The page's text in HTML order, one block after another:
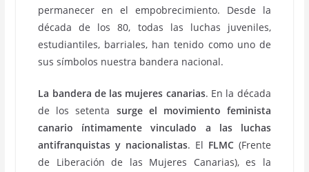
permanecer en el empobrecimiento. Desde la
década de los 80, todas las luchas juveniles,
estudiantiles, barriales, han tenido como uno de
sus símbolos nuestra bandera nacional.
La bandera de las mujeres canarias. En la década
de los setenta surge el movimiento feminista
canario íntimamente vinculado a las luchas
antifranquistas y nacionalistas. El FLMC(Frente
de Liberación de las Mujeres Canarias), es la